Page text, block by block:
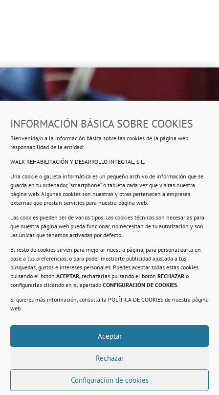
INFORMACIÓN BÁSICA SOBRE COOKIES
Bienvenida/o a la información básica sobre las cookies de la página web
responsabilidad de la entidad:
WALK REHABILITACIÓN Y DESARROLLO INTEGRAL, S.L.
Una cookie o galleta informática es un pequeño archivo de información que se
guarda en tu ordenador, “smartphone” o tableta cada vez que visitas nuestra
página web. Algunas cookies son nuestras y otras pertenecen a empresas
externas que prestan servicios para nuestra página web.
Las cookies pueden ser de varios tipos: las cookies técnicas son necesarias para
que nuestra página web pueda funcionar, no necesitan de tu autorización y son
las únicas que tenemos activadas por defecto.
El resto de cookies sirven para mejorar nuestra página, para personalizarla en
base a tus preferencias, o para poder mostrarte publicidad ajustada a tus
búsquedas, gustos e intereses personales. Puedes aceptar todas estas cookies
pulsando el botón ACEPTAR, rechazarlas pulsando el botón RECHAZAR o
configurarlas clicando en el apartado CONFIGURACIÓN DE COOKIES.
Si quieres más información, consulta la POLÍTICA DE COOKIES de nuestra página
web.
Aceptar
Rechazar
Configuración de cookies
Ropero Solidario de Usera
Beasáin 25-33posterior, local 3 – 28041 Madrid
Información
Compromiso con la protección de datos
Política de Cookies.
© 2021. Realizado en el Centro de Rehabilitación